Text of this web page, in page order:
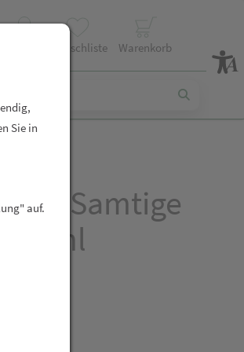
Wunschliste Warenkorb
Samtige
Sie in
auf.